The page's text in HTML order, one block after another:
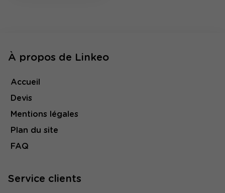
À propos de Linkeo
Accueil
Devis
Mentions légales
Plan du site
FAQ
Service clients